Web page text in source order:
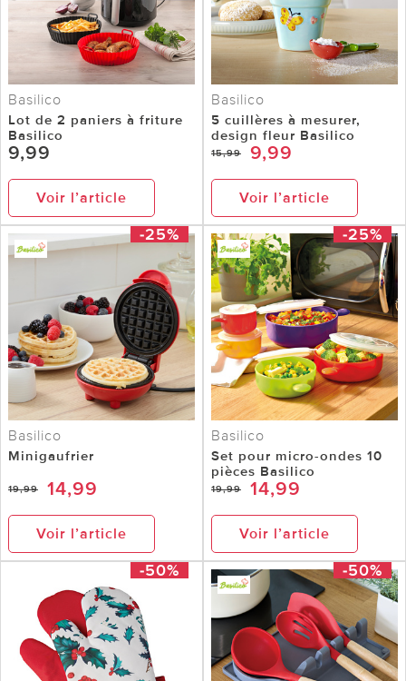
Basilico
Lot de 2 paniers à friture
Basilico
9,99
Voir l’article
Basilico
5 cuillères à mesurer,
design fleur Basilico
15,99 9,99
Voir l’article
-25%
Basilico
Minigaufrier
19,99 14,99
Voir l’article
-25%
Basilico
Set pour micro-ondes 10
pièces Basilico
19,99 14,99
Voir l’article
-50% -50%